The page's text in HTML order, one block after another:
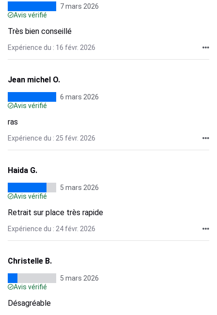
7 mars 2026
Avis vérifié
Très bien conseillé
Expérience du : 16 févr. 2026
Jean michel O.
6 mars 2026
Avis vérifié
ras
Expérience du : 25 févr. 2026
Haida G.
5 mars 2026
Avis vérifié
Retrait sur place très rapide
Expérience du : 24 févr. 2026
Christelle B.
5 mars 2026
Avis vérifié
Désagréable